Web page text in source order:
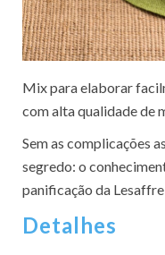
Mix para elaborar
com alta qualidade de
Sem as complicações
segredo: o
panificação da Lesaffre
Detalhes